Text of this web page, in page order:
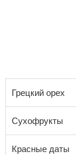
Грецкий орех
Сухофрукты
Красные даты